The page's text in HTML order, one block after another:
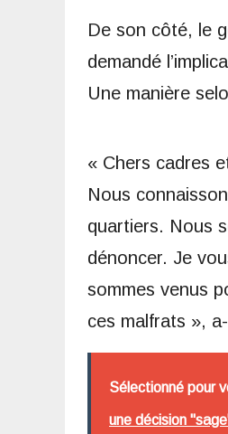
De son côté, le
demandé
Une manière
« Chers cadres
Nous
quartiers. Nous
dénoncer. Je
sommes venus
ces malfrats »,
Sélectionné pour
une décision